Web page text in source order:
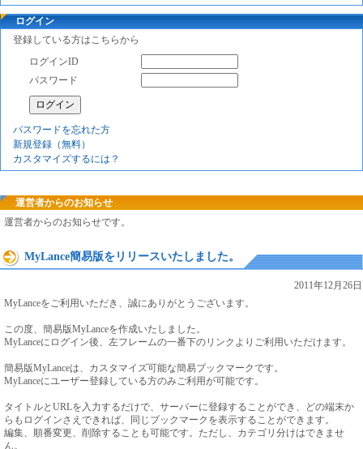
ログイン
登録している方はこちらから
ログインID
パスワード
パスワードを忘れた方
新規登録（無料）
カスタマイズするには？
運営者からのお知らせ
運営者からのお知らせです。
MyLance簡易版をリリースいたしました。
2011年12月26日
MyLanceをご利用いただき、誠にありがとうございます。
この度、簡易版MyLanceを作成いたしました。
MyLanceにログイン後、左フレームの一番下のリンクよりご利用いただけます。
簡易版MyLanceは、カスタマイズ可能な簡易ブックマークです。
MyLanceにユーザー登録している方のみご利用が可能です。
タイトルとURLを入力するだけで、サーバーに登録することができ、どの端末か
らもログインさえできれば、同じブックマークを表示することができます。
編集、順番変更、削除することも可能です。ただし、カテゴリ分けはできませ
ん。